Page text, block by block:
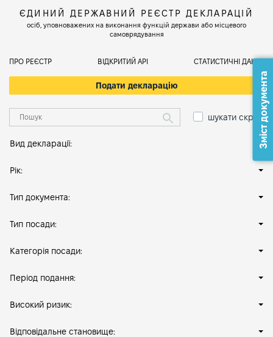
ЄДИНИЙ ДЕРЖАВНИЙ РЕЄСТР ДЕКЛАРАЦІЙ
осіб, уповноважених на виконання функцій держави або місцевого
самоврядування
ПРО РЕЄСТР ВІДКРИТИЙ АРІ СТАТИСТИЧНІ ДАНІ
Подати декларацію
шукати скрізь
Вид декларації:
Рік:
Тип документа:
Тип посади:
Категорія посади:
Період подання:
Високий ризик:
Відповідальне становище:
Зміст документа